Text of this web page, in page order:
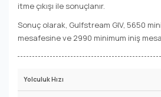
itme çıkışı ile sonuçlanır.
Sonuç olarak, Gulfstream GIV, 5650
mesafesine ve 2990 minimum iniş